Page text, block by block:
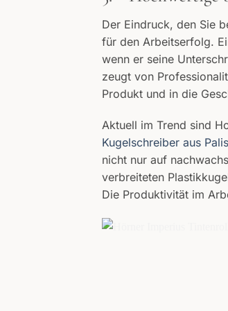
Der Eindruck, den Sie
für den Arbeitserfolg.
wenn er seine
zeugt von
Produkt und in die
Aktuell im Trend sind
Kugelschreiber aus
nicht nur auf
verbreiteten
Die Produktivität im